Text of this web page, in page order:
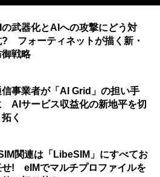
武器化とAIへの攻撃にどう対
? フォーティネットが描く新・
御戦略
信事業者が「AI Grid」の担い手
AIサービス収益化の新地平を切
拓く
関連は「LibeSIM」にすべてお
せ! eIMでマルチプロファイルを